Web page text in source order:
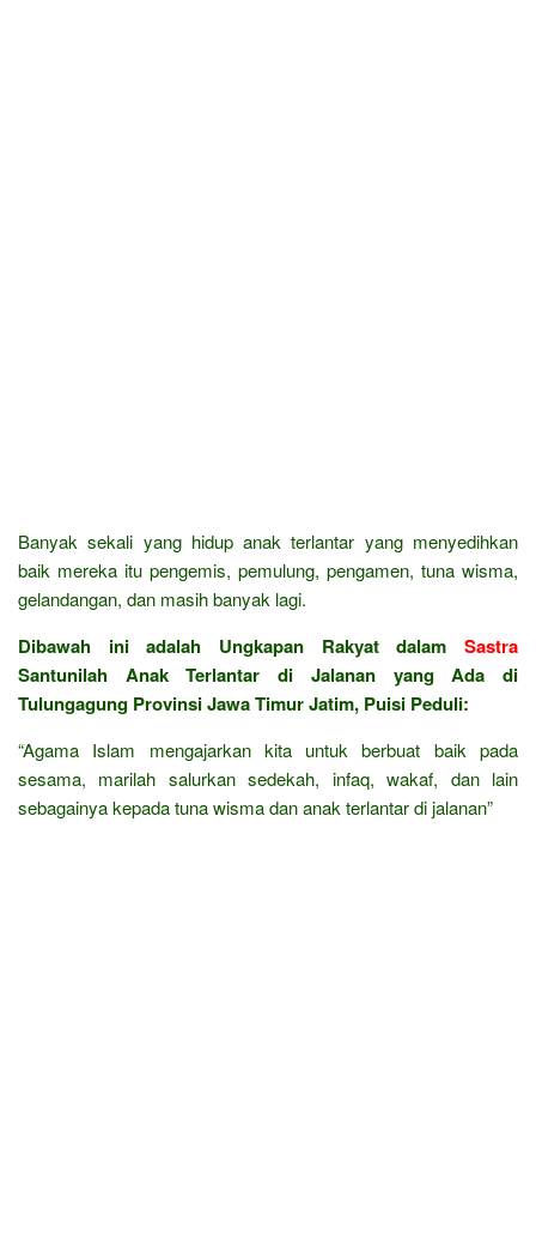
Banyak sekali yang hidup anak terlantar yang menyedihkan
baik mereka itu pengemis, pemulung, pengamen, tuna wisma,
gelandangan, dan masih banyak lagi.
Dibawah ini adalah Ungkapan Rakyat dalam Sastra
Santunilah Anak Terlantar di Jalanan yang Ada di
Tulungagung Provinsi Jawa Timur Jatim, Puisi Peduli:
“Agama Islam mengajarkan kita untuk berbuat baik pada
sesama, marilah salurkan sedekah, infaq, wakaf, dan lain
sebagainya kepada tuna wisma dan anak terlantar di jalanan”